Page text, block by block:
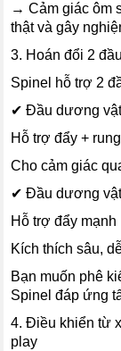
→ Cảm giác ôm
thật và gây
3. Hoán đổi 2
Spinel hỗ trợ 2
✔ Đầu dương
Hỗ trợ đẩy +
Cho cảm giác
✔ Đầu dương
Hỗ trợ đẩy mạnh
Kích thích sâu,
Bạn muốn phê
Spinel đáp ứng
4. Điều khiển từ
play